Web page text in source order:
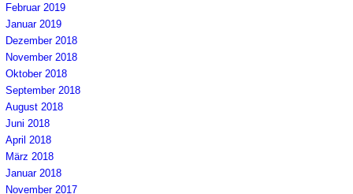
Februar 2019
Januar 2019
Dezember 2018
November 2018
Oktober 2018
September 2018
August 2018
Juni 2018
April 2018
März 2018
Januar 2018
November 2017